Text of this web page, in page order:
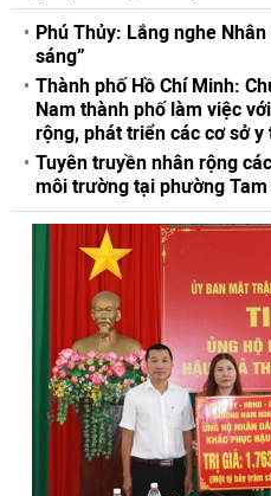
Phú Thủy: Lắng nghe
sáng”
Thành phố Hồ Chí Minh:
Nam thành phố làm việc
rộng, phát triển các cơ sở y
Tuyên truyền nhân rộng
môi trường tại phường